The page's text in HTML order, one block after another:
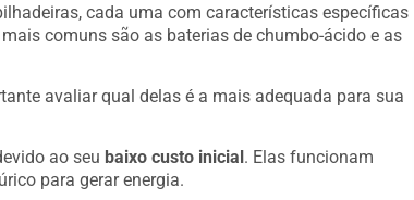
cada uma com características específicas
comuns são as baterias de chumbo-ácido e as
avaliar qual delas é a mais adequada para sua
ao seu baixo custo inicial . Elas funcionam
para gerar energia.